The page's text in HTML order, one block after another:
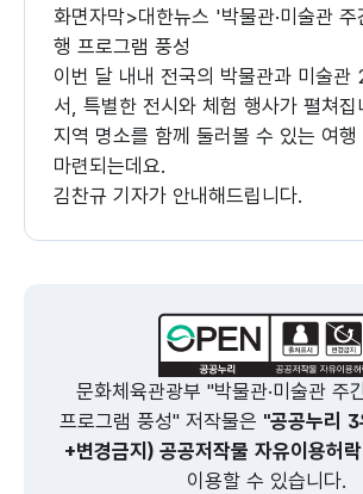
화면자막>대한뉴스 '박물관·미술관 주
행 프로그램 풍성
이번 달 내내 전국의 박물관과 미술관
서, 특별한 전시와 체험 행사가 펼쳐집
지역 명소를 함께 둘러볼 수 있는 여행
마련되는데요.
김찬규 기자가 안내해드립니다.
화면자막>대한뉴스 생태의 집-한옥 사
(서울 은평구)
한글 자음 모양으로 배치된 한옥이 알
었습니다.
흑백으로 재구성된 경복궁 근정전 용
문화체육관광부 "박물관·미술관 주간
프로그램 풍성" 저작물은 "공공누리 3
+변경금지) 공공저작물 자유이용허
이용할 수 있습니다.